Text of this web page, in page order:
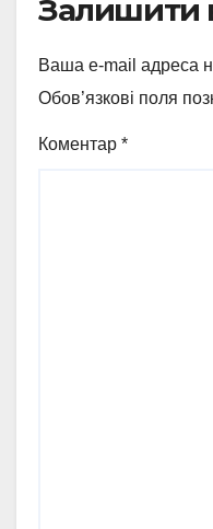
Залишити
Ваша e-mail адреса
Обов’язкові поля
Коментар *